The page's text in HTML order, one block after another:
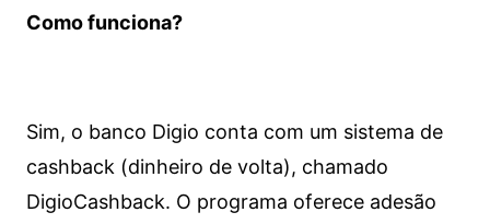
Como funciona?
Sim, o banco Digio conta com um sistema de
cashback (dinheiro de volta), chamado
DigioCashback. O programa oferece adesão